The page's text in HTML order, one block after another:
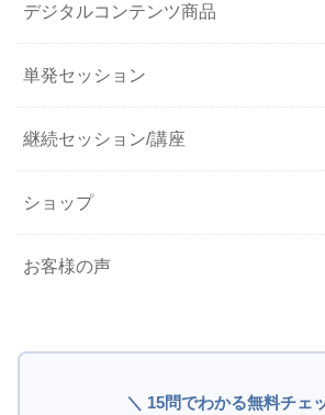
デジタルコンテンツ商品
単発セッション
継続セッション/講座
ショップ
お客様の声
＼ 15問でわかる無料チェ